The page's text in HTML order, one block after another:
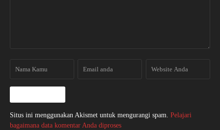
Situs ini menggunakan Akismet untuk mengurangi spam. Pelajari
bagaimana data komentar Anda diproses